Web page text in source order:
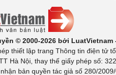
© 2000-2026 bởi
thiết lập trang Thông tin điện tử
Hà Nội, thay thế giấy phép số:
bản quyền tác giả số 280/